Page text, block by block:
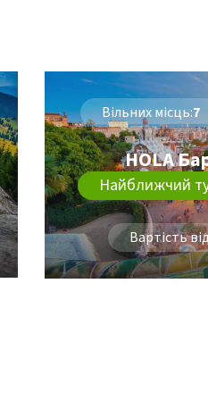
HOLA
Найближчий
Вартість
Вільних місць:7